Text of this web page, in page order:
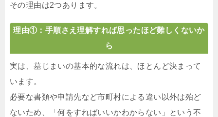
その理由は2つあります。
理由①：手順さえ理解すれば思ったほど難しくないか
ら
実は、墓じまいの基本的な流れは、ほとんど決まって
います。
必要な書類や申請先など市町村による違い以外は殆ど
ないため、「何をすればいいかわからない」という不